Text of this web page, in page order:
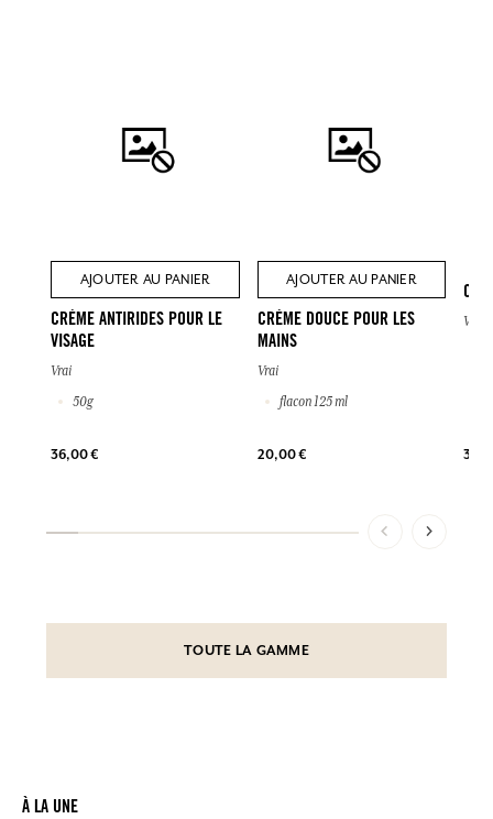
AJOUTER AU PANIER
CRÈME ANTIRIDES POUR LE
VISAGE
Vrai
50g
36,00 €
AJOUTER AU PANIER
CRÈME DOUCE POUR LES
MAINS
Vrai
flacon 125 ml
20,00 €
Vrai
TOUTE LA GAMME
À LA UNE